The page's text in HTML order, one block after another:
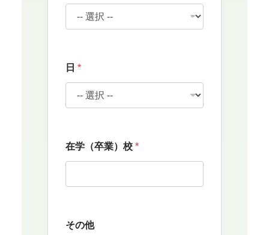
日 *
在学（卒業）校 *
その他